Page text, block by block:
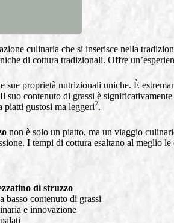
culinaria che si inserisce nella
di cottura tradizionali. Offre
sue proprietà nutrizionali uniche. È
suo contenuto di grassi è
piatti gustosi ma leggeri2.
non è solo un piatto, ma un viaggio
I tempi di cottura esaltano al meglio le
di struzzo
basso contenuto di grassi
e innovazione